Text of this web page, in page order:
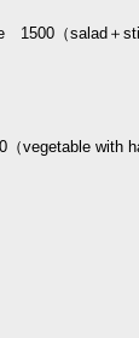
1500（salad＋
vegetable with